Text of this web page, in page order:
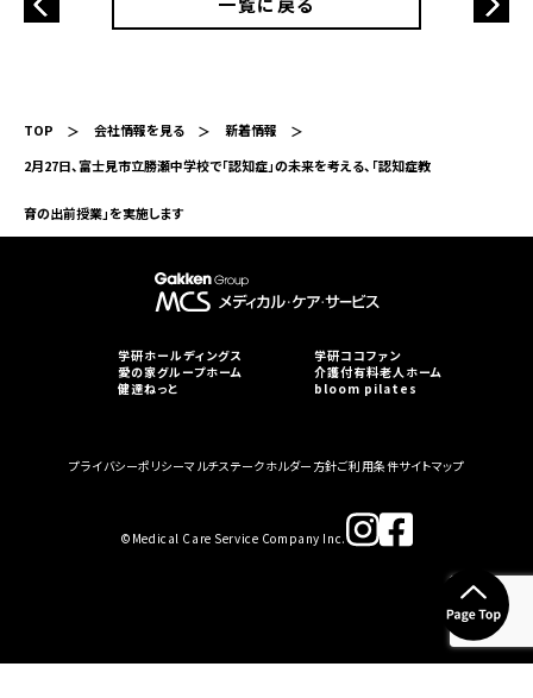
TOP 会社情報を見る
新着情報
2月27日、富士見市立勝瀬中学校で「認知症」の未来を考える、「認知症教
育の出前授業」を実施します
学研ホールディングス
学研ココファン
愛の家グループホーム
介護付有料老人ホーム
健達ねっと
bloom pilates
プライバシーポリシーマルチステークホルダー方針ご利用条件サイトマップ
©︎Medical Care Service Company Inc.